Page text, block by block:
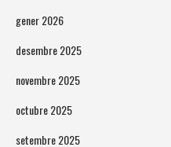
gener 2026
desembre 2025
novembre 2025
octubre 2025
setembre 2025